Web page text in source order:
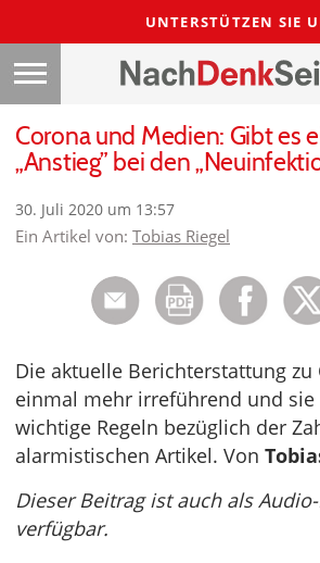
UNTERSTÜTZEN SIE
Corona und Medien: Gibt es
„Anstieg” bei den
30. Juli 2020 um 13:57
Ein Artikel von: Tobias Riegel
Die aktuelle Berichterstattung zu
einmal mehr irreführend und
wichtige Regeln bezüglich der
alarmistischen Artikel. Von
Dieser Beitrag ist auch als
verfügbar.